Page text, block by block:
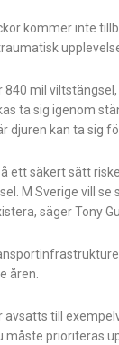
kommer inte
mil
ta sig igenom
djuren kan ta sig
ett säkert sätt
M Sverige vill
säger Tony
åren.
till
prioriteras